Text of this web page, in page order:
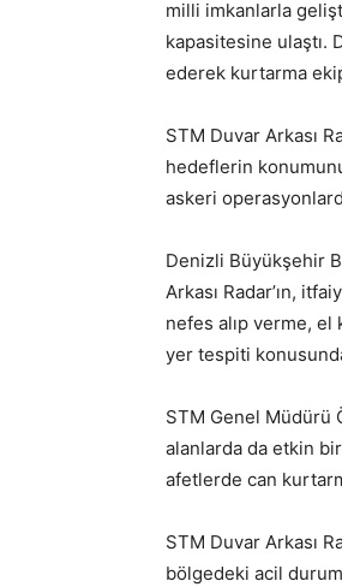
milli imkanlarla
kapasitesine ulaştı.
ederek kurtarma
STM Duvar Arkası
hedeflerin
askeri
Denizli Büyükşehir
Arkası Radar’ın,
nefes alıp verme,
yer tespiti
STM Genel Müdürü
alanlarda da etkin
afetlerde can
STM Duvar Arkası
bölgedeki acil